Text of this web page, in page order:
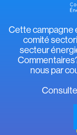
Cette campagne
comité
secteur
nous par